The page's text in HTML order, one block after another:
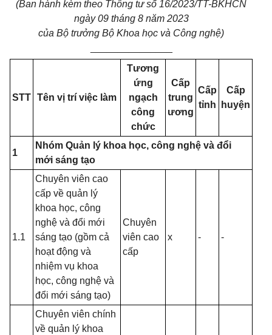
(Ban hành kèm theo Thông tư số 16/2023/TT-BKHCN
ngày 09 tháng 8 năm 2023
của Bộ trưởng Bộ Khoa học và Công nghệ)
STT Tên vị trí việc làm
Tương
ứng
ngạch
công
chức
Cấp
trung
ương
Cấp
tỉnh
Cấp
huyện
1
Nhóm Quản lý khoa học, công nghệ và đổi
mới sáng tạo
1.1
Chuyên viên cao
cấp về quản lý
khoa học, công
nghệ và đổi mới
sáng tạo (gồm cả
hoạt động và
nhiệm vụ khoa
học, công nghệ và
đổi mới sáng tạo)
Chuyên
viên cao
cấp
x - -
Chuyên viên chính
về quản lý khoa